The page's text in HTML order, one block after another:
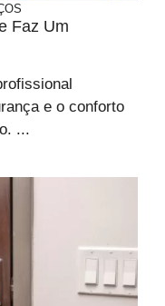
Faz Um
e o conforto
...